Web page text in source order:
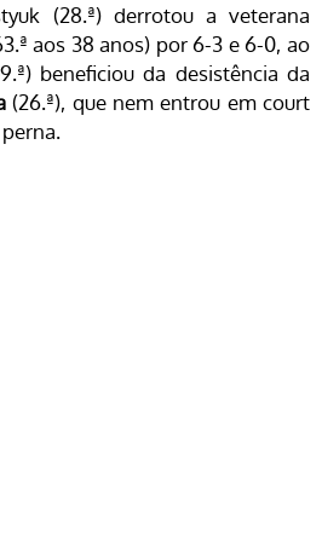
(28.ª) derrotou a veterana
aos 38 anos) por 6-3 e 6-0, ao
beneficiou da desistência da
(26.ª), que nem entrou em court